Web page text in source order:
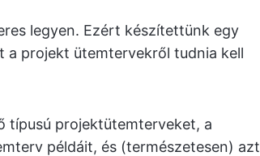
legyen. Ezért készítettünk egy
a projekt ütemtervekről tudnia kell
típusú projektütemterveket, a
példáit, és (természetesen) azt